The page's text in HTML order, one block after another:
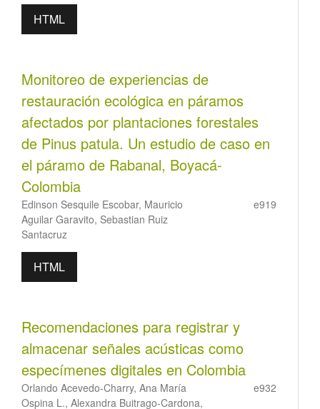
HTML
Monitoreo de experiencias de
restauración ecológica en páramos
afectados por plantaciones forestales
de Pinus patula. Un estudio de caso en
el páramo de Rabanal, Boyacá-
Colombia
Edinson Sesquile Escobar, Mauricio
Aguilar Garavito, Sebastian Ruiz
Santacruz
e919
HTML
Recomendaciones para registrar y
almacenar señales acústicas como
especímenes digitales en Colombia
Orlando Acevedo-Charry, Ana María
Ospina L., Alexandra Buitrago-Cardona,
e932